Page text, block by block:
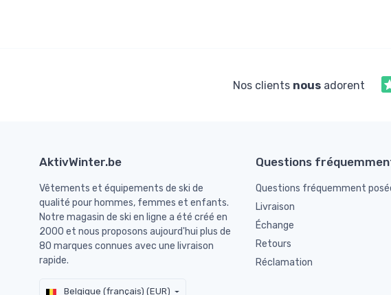
Nos clients nousadorent
AktivWinter.be
Vêtements et équipements de ski de
qualité pour hommes, femmes et enfants.
Notre magasin de ski en ligne a été créé en
2000 et nous proposons aujourd'hui plus de
80 marques connues avec une livraison
rapide.
Belgique (français) (EUR)
Questions
Questions fréquemment
Livraison
Échange
Retours
Réclamation